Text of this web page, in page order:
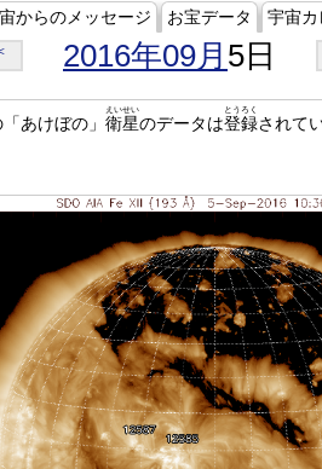
からのメッセージ お宝データ 宇宙カ
2016年09月 5日
あけぼの」 衛星
えいせい
のデータは登録
とうろく
されて